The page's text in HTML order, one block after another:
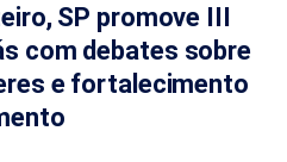
SP promove III
com debates sobre
e fortalecimento